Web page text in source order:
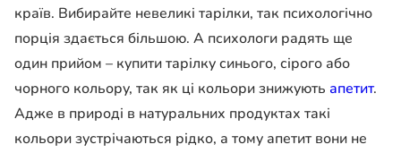
країв. Вибирайте невеликі тарілки, так психологічно
порція здається більшою. А психологи радять ще
один прийом – купити тарілку синього, сірого або
чорного кольору, так як ці кольори знижують апетит.
Адже в природі в натуральних продуктах такі
кольори зустрічаються рідко, а тому апетит вони не